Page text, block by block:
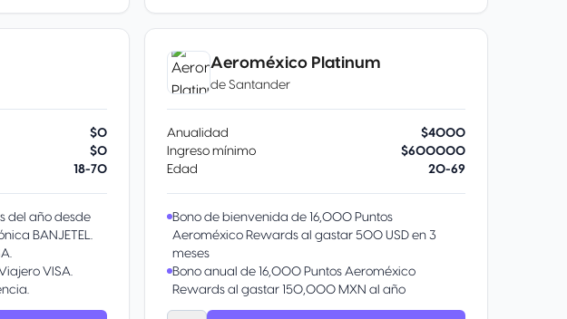
de la alianza
de Alaska,
a más de
lo que ha
formas de
beneficio.
Cada vez que pagues con tu Tarjeta acumularás
Puntos Membership Rewards® en automático que
podrás intercambiar por diferentes recompensas
como reducir el Saldo de tu Cuenta, Comprar en
cualquier descuento en hospedaje, renta de autos,
tours, traslados terrestres y seguros de viaje en el
$0
$0
18-70
del año desde
BANJETEL.
VISA.
Aeroméxico Platinum
de Santander
Anualidad
$4000
Ingreso mínimo
$600000
Edad
20-69
Bono de bienvenida de 16,000 Puntos
Aeroméxico Rewards al gastar 500 USD en 3
meses
Bono anual de 16,000 Puntos Aeroméxico
Rewards al gastar 150,000 MXN al año
Prioridad durante documentación y abordaje.